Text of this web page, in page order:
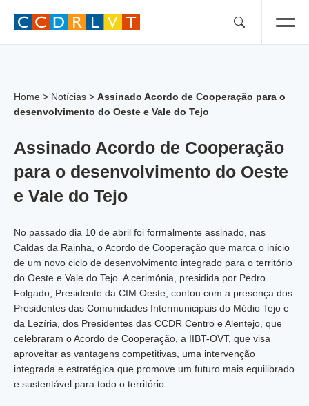
Home > Notícias > Assinado Acordo de Cooperação para o
desenvolvimento do Oeste e Vale do Tejo
Assinado Acordo de Cooperação
para o desenvolvimento do Oeste
e Vale do Tejo
No passado dia 10 de abril foi formalmente assinado, nas
Caldas da Rainha, o Acordo de Cooperação que marca o início
de um novo ciclo de desenvolvimento integrado para o território
do Oeste e Vale do Tejo. A cerimónia, presidida por Pedro
Folgado, Presidente da CIM Oeste, contou com a presença dos
Presidentes das Comunidades Intermunicipais do Médio Tejo e
da Lezíria, dos Presidentes das CCDR Centro e Alentejo, que
celebraram o Acordo de Cooperação, a IIBT-OVT, que visa
aproveitar as vantagens competitivas, uma intervenção
integrada e estratégica que promove um futuro mais equilibrado
e sustentável para todo o território.